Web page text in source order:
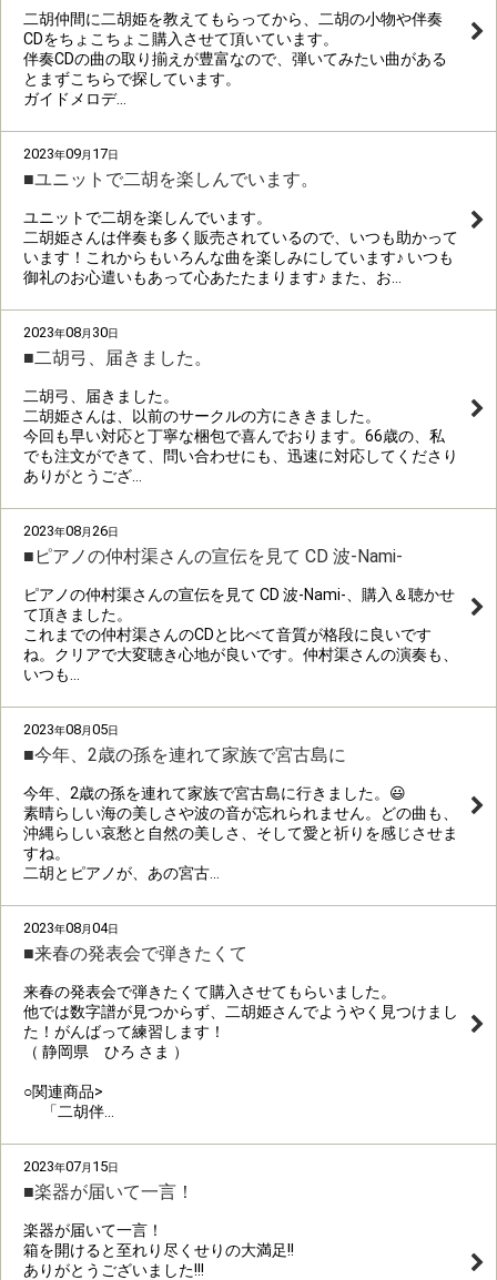
二胡仲間に二胡姫を教えてもらってから、二胡の小物や伴奏
CDをちょこちょこ購入させて頂いています。
伴奏CDの曲の取り揃えが豊富なので、弾いてみたい曲がある
とまずこちらで探しています。
ガイドメロデ…
2023年09月 17日
■ユニットで二胡を楽しんでいます。
ユニットで二胡を楽しんでいます。
二胡姫さんは伴奏も多く販売されているので、いつも助かって
います！これからもいろんな曲を楽しみにしています♪ いつも
御礼のお心遣いもあって心あたたまります♪ また、お…
2023年08月 30日
■二胡弓、届きました。
二胡弓、届きました。
二胡姫さんは、以前のサークルの方にききました。
今回も早い対応と丁寧な梱包で喜んでおります。66歳の、私
でも注文ができて、問い合わせにも、迅速に対応してくださり
ありがとうござ…
2023年08月26日
■ピアノの仲村渠さんの宣伝を見て CD 波-Nami-
ピアノの仲村渠さんの宣伝を見て CD 波-Nami-、購入＆聴かせ
て頂きました。
これまでの仲村渠さんのCDと比べて音質が格段に良いです
ね。クリアで大変聴き心地が良いです。仲村渠さんの演奏も、
いつも…
2023年08月05日
■今年、2歳の孫を連れて家族で宮古島に
今年、2歳の孫を連れて家族で宮古島に行きました。😃
素晴らしい海の美しさや波の音が忘れられません。どの曲も、
沖縄らしい哀愁と自然の美しさ、そして愛と祈りを感じさせま
すね。
二胡とピアノが、あの宮古…
2023年08月04日
■来春の発表会で弾きたくて
来春の発表会で弾きたくて購入させてもらいました。
他では数字譜が見つからず、二胡姫さんでようやく見つけまし
た！がんばって練習します！
（ 静岡県 ひろ さま ）
○関連商品>
「二胡伴…
2023年07月 15日
■楽器が届いて一言！
楽器が届いて一言！
箱を開けると至れり尽くせりの大満足!!
ありがとうございました!!!